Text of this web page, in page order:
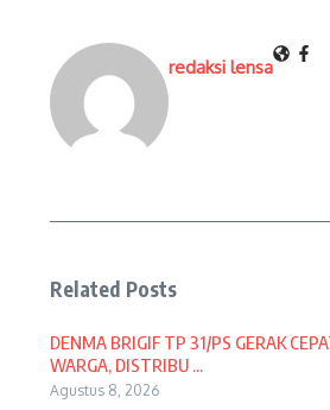
redaksi lensa
Related Posts
DENMA BRIGIF TP 31/PS GERAK
WARGA, DISTRIBU ...
Agustus 8, 2026